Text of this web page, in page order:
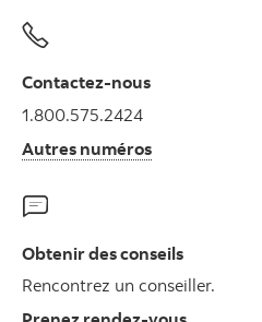
Contactez-nous
1.800.575.2424
Autres numéros
Obtenir des conseils
Rencontrez un conseiller.